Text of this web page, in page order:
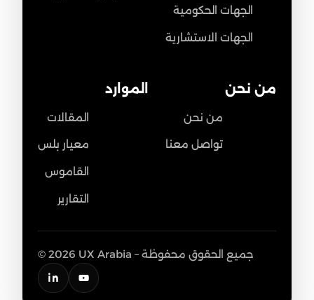
الجهات الحكومية
الجهات الاستشارية
الموارد
المقالات
معيار بلس
القاموس
التقارير
من نحن
من نحن
تواصل معنا
© 2026 UX Arabia – جميع الحقوق محفوظة